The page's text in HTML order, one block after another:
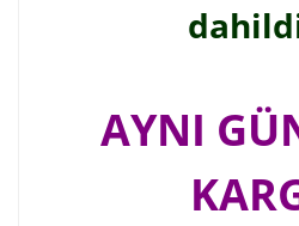
AYNI